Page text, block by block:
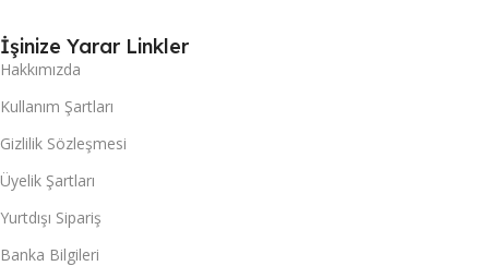
İşinize Yarar Linkler
Hakkımızda
Kullanım Şartları
Gizlilik Sözleşmesi
Üyelik Şartları
Yurtdışı Sipariş
Banka Bilgileri